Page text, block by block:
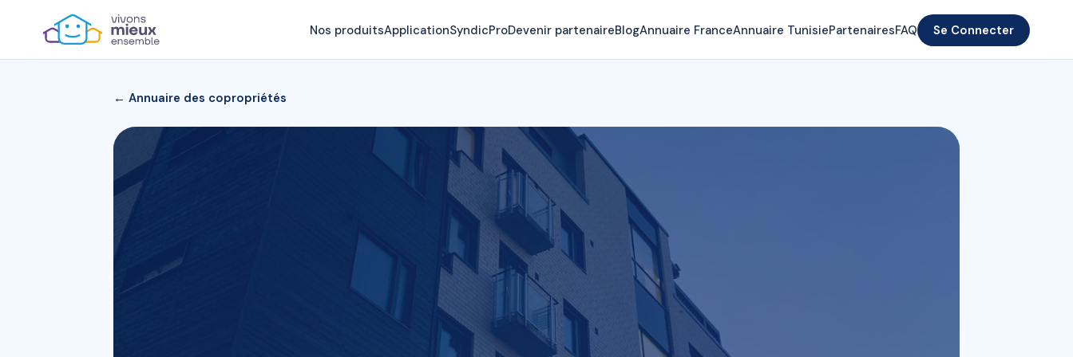
Nos produitsApplicationSyndicProDevenir partenaireBlogAnnuaire FranceAnnuaire TunisiePartenairesFAQ Se Connecter
← Annuaire des copropriétés